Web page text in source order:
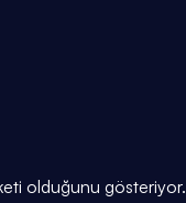
olduğunu